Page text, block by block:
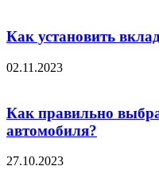
Как установить
02.11.2023
Как правильно
автомобиля?
27.10.2023